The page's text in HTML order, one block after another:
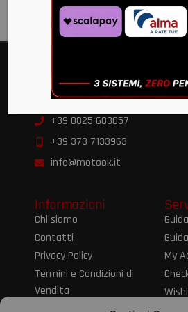
Moto OK
Via Alvanella 71/79 83024
+39 0825 683057
+39 373 7133963
info@motook.it
Informazioni
Chi siamo
Contatti
Privacy Policy
Termini e Condizioni di
Vendita
My